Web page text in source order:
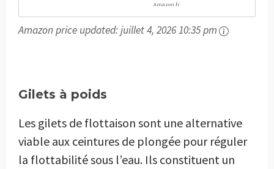
Amazon.fr
Amazon price updated:juillet 4, 2026 10:35 pm
Gilets à poids
Les gilets de flottaison sont une alternative
viable aux ceintures de plongée pour réguler
la flottabilité sous l’eau. Ils constituent un